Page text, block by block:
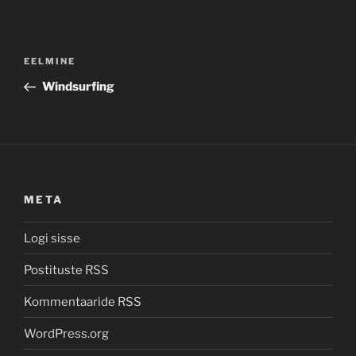
Previous
Post
EELMINE
Windsurfing
META
Logi sisse
Postituste RSS
Kommentaaride RSS
WordPress.org